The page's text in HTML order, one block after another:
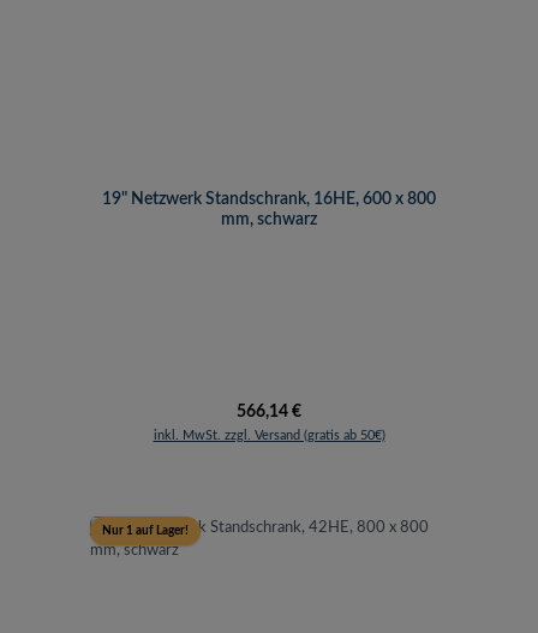
19" Netzwerk Standschrank, 16HE, 600 x 800
mm, schwarz
Regulärer Preis:
566,14 €
inkl. MwSt. zzgl. Versand (gratis ab 50€)
Nur 1 auf Lager!